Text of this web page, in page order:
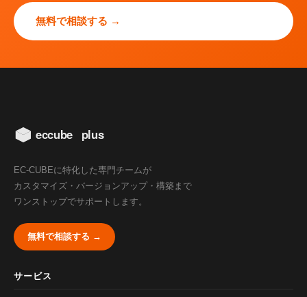
無料で相談する →
EC-CUBEに特化した専門チームが
カスタマイズ・バージョンアップ・構築まで
ワンストップでサポートします。
無料で相談する →
サービス